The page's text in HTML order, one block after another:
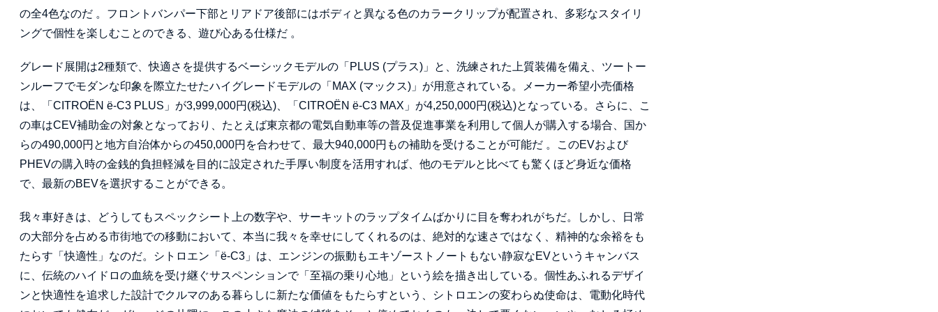
の全4色なのだ 。フロントバンパー下部とリアドア後部にはボディと異なる色のカラークリップが配置され、多彩なスタイリ
ングで個性を楽しむことのできる、遊び心ある仕様だ 。
グレード展開は2種類で、快適さを提供するベーシックモデルの「PLUS (プラス)」と、洗練された上質装備を備え、ツートー
ンルーフでモダンな印象を際立たせたハイグレードモデルの「MAX (マックス)」が用意されている。メーカー希望小売価格
は、「CITROËN ë-C3 PLUS」が3,999,000円(税込)、「CITROËN ë-C3 MAX」が4,250,000円(税込)となっている。さらに、こ
の車はCEV補助金の対象となっており、たとえば東京都の電気自動車等の普及促進事業を利用して個人が購入する場合、国か
らの490,000円と地方自治体からの450,000円を合わせて、最大940,000円もの補助を受けることが可能だ 。このEVおよび
PHEVの購入時の金銭的負担軽減を目的に設定された手厚い制度を活用すれば、他のモデルと比べても驚くほど身近な価格
で、最新のBEVを選択することができる。
我々車好きは、どうしてもスペックシート上の数字や、サーキットのラップタイムばかりに目を奪われがちだ。しかし、日常
の大部分を占める市街地での移動において、本当に我々を幸せにしてくれるのは、絶対的な速さではなく、精神的な余裕をも
たらす「快適性」なのだ。シトロエン「ë-C3」は、エンジンの振動もエキゾーストノートもない静寂なEVというキャンバス
に、伝統のハイドロの血統を受け継ぐサスペンションで「至福の乗り心地」という絵を描き出している。個性あふれるデザイ
ンと快適性を追求した設計でクルマのある暮らしに新たな価値をもたらすという、シトロエンの変わらぬ使命は、電動化時代